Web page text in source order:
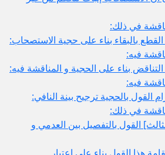
في ذلك:
فيه:
فيه:
في ذلك:
القول بالتفصيل بين العدمي و